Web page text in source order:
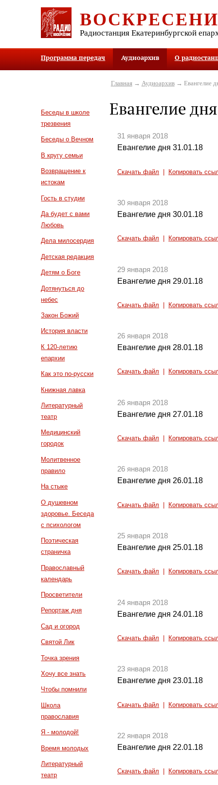
Радиостанция Екатеринбургской
Программа передач Аудиоархив О
Беседы в школе
трезвения
Беседы о Вечном
В кругу семьи
Возвращение к
истокам
Гость в студии
Да будет с вами
Любовь
Дела милосердия
Детская редакция
Детям о Боге
Дотянуться до
небес
Закон Божий
История власти
К 120-летию
епархии
Как это по-русски
Книжная лавка
Литературный
театр
Медицинский
городок
Молитвенное
правило
На стыке
О душевном
здоровье. Беседа
с психологом
Поэтическая
страничка
Православный
календарь
Просветители
Репортаж дня
Сад и огород
Святой Лик
Точка зрения
Хочу все знать
Чтобы помнили
Школа
православия
Я - молодой!
Время молодых
Литературный
театр
Главная→ Аудиоархив→ Евангелие
Евангелие дня
31 января 2018
Евангелие дня 31.01.18
Скачать файл Копировать
30 января 2018
Евангелие дня 30.01.18
Скачать файл Копировать
29 января 2018
Евангелие дня 29.01.18
Скачать файл Копировать
26 января 2018
Евангелие дня 28.01.18
Скачать файл Копировать
26 января 2018
Евангелие дня 27.01.18
Скачать файл Копировать
26 января 2018
Евангелие дня 26.01.18
Скачать файл Копировать
25 января 2018
Евангелие дня 25.01.18
Скачать файл Копировать
24 января 2018
Евангелие дня 24.01.18
Скачать файл Копировать
23 января 2018
Евангелие дня 23.01.18
Скачать файл Копировать
22 января 2018
Евангелие дня 22.01.18
Скачать файл Копировать